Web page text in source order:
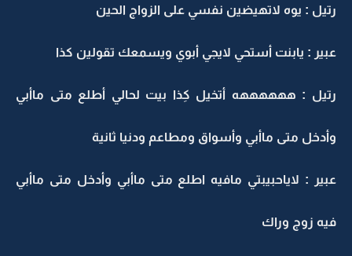
رتيل : يوه لاتهيضين نفسي على الزواج الحين
عبير : يابنت أستحي لايجي أبوي ويسمعك تقولين كذا
رتيل : ههههههه أتخيل كِذا بيت لحالي أطلع متى ماأبي
وأدخل متى ماأبي وأسواق ومطاعم ودنيا ثانية
عبير : لاياحبيبتي مافيه اطلع متى ماأبي وأدخل متى ماأبي
فيه زوج وراك